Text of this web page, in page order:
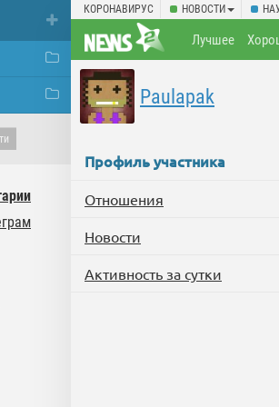
КОРОНАВИРУС НОВОСТИ
Лучшее
Paulapak
Профиль участника
Отношения
Новости
Активность за сутки